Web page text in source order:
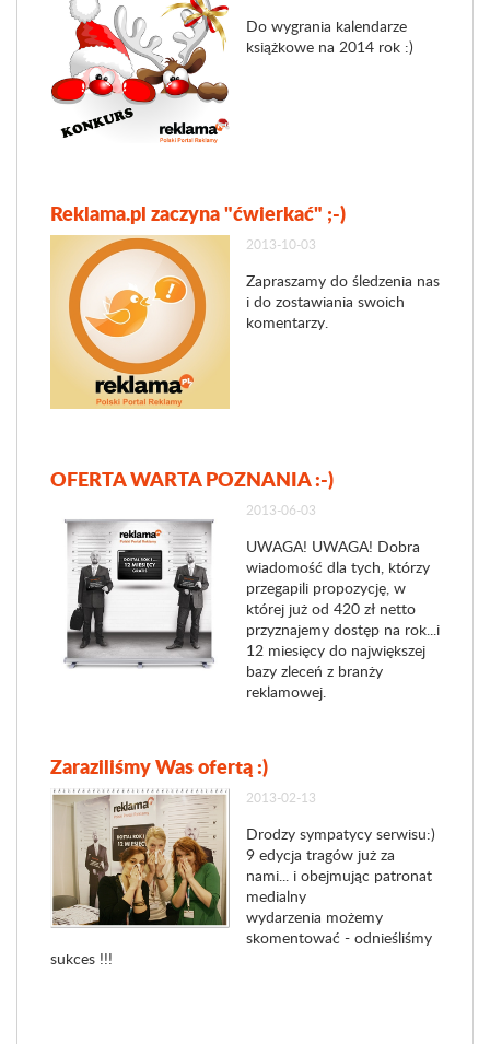
Do wygrania kalendarze
książkowe na 2014 rok :)
Reklama.pl zaczyna "ćwierkać" ;-)
2013-10-03
Zapraszamy do śledzenia nas
i do zostawiania swoich
komentarzy.
OFERTA WARTA POZNANIA :-)
2013-06-03
UWAGA! UWAGA! Dobra
wiadomość dla tych, którzy
przegapili propozycję, w
której już od 420 zł netto
przyznajemy dostęp na rok...i
12 miesięcy do największej
bazy zleceń z branży
reklamowej.
Zaraziliśmy Was ofertą :)
2013-02-13
Drodzy sympatycy serwisu:)
9 edycja tragów już za
nami... i obejmując patronat
medialny
wydarzenia możemy
skomentować - odnieśliśmy
sukces !!!